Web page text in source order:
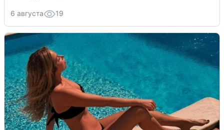
6 августа 19